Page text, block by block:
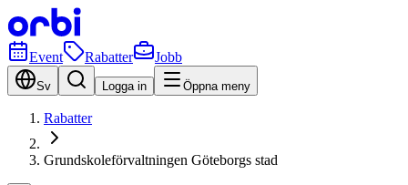
Event Rabatter Jobb
Sv Logga in Öppna meny
Rabatter
Grundskole­förvaltningen Göteborgs stad